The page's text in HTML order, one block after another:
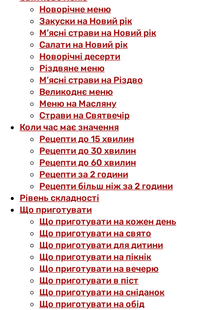
Новорічне меню
Закуски на Новий рік
М’ясні страви на Новий рік
Салати на Новий рік
Новорічні десерти
Різдвяне меню
М’ясні страви на Різдво
Великоднє меню
Меню на Масляну
Страви на Святвечір
Коли час має значення
Рецепти до 15 хвилин
Рецепти до 30 хвилин
Рецепти до 60 хвилин
Рецепти за 2 години
Рецепти більш ніж за 2 години
Рівень складності
Що приготувати
Що приготувати на кожен день
Що приготувати на свято
Що приготувати для дитини
Що приготувати на пікнік
Що приготувати на вечерю
Що приготувати в піст
Що приготувати на сніданок
Що приготувати на обід